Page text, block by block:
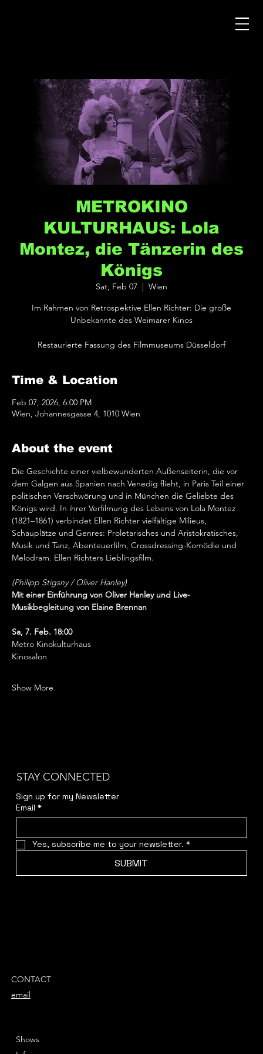
METROKINO
KULTURHAUS: Lola
Montez, die Tänzerin des
Königs
Sat, Feb 07
Wien
Im Rahmen von Retrospektive Ellen Richter: Die große
Unbekannte des Weimarer Kinos
Restaurierte Fassung des Filmmuseums Düsseldorf
Time & Location
Feb 07, 2026, 6:00 PM
Wien, Johannesgasse 4, 1010 Wien
About the event
Die Geschichte einer vielbewunderten Außenseiterin, die vor
dem Galgen aus Spanien nach Venedig flieht, in Paris Teil einer
politischen Verschwörung und in München die Geliebte des
Königs wird. In ihrer Verfilmung des Lebens von Lola Montez
(1821–1861) verbindet Ellen Richter vielfältige Milieus,
Schauplätze und Genres: Proletarisches und Aristokratisches,
Musik und Tanz, Abenteuerfilm, Crossdressing-Komödie und
Melodram. Ellen Richters Lieblingsfilm.
(Philipp Stigsny / Oliver Hanley)
Mit einer Einführung von Oliver Hanley und Live-
Musikbegleitung von Elaine Brennan
Sa, 7. Feb. 18:00
Metro Kinokulturhaus
Kinosalon
Show More
STAY CONNECTED
Sign up for my Newsletter
Email *
Yes, subscribe me to your newsletter. *
SUBMIT
Shows
CONTACT
email